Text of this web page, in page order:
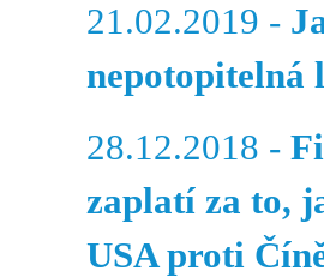
21.02.2019 -
nepotopitelná
28.12.2018 -
zaplatí za to,
USA proti